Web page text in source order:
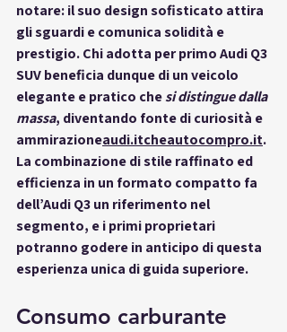
notare: il suo design sofisticato attira
gli sguardi e comunica solidità e
prestigio. Chi adotta per primo Audi Q3
SUV beneficia dunque di un veicolo
elegante e pratico che si distingue dalla
massa, diventando fonte di curiosità e
ammirazioneaudi.itcheautocompro.it.
La combinazione di stile raffinato ed
efficienza in un formato compatto fa
dell’Audi Q3 un riferimento nel
segmento, e i primi proprietari
potranno godere in anticipo di questa
esperienza unica di guida superiore.
Consumo carburante